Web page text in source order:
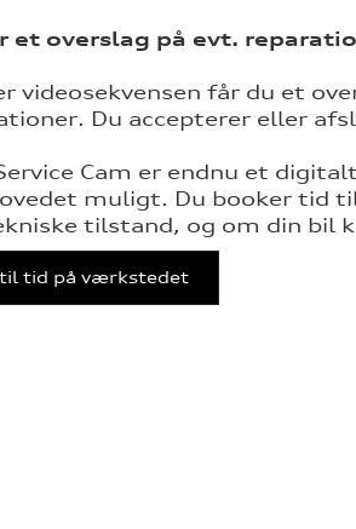
et overslag på evt.
videosekvensen får du et
Du accepterer eller
Cam er endnu et
muligt. Du booker tid
tilstand, og om din bil
tid på værkstedet